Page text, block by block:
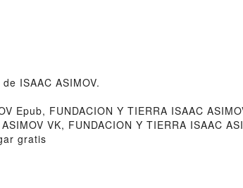
ISAAC ASIMOV.
Epub, FUNDACION Y TIERRA ISAAC
VK, FUNDACION Y TIERRA ISAAC
gratis